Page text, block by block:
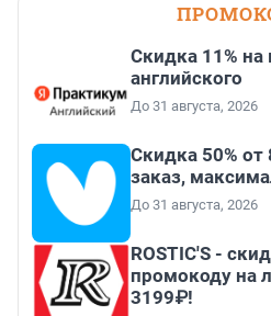
Скидка 11% на
английского
До 31 августа, 2026
Скидка 50%
заказ,
До 31 августа, 2026
ROSTIC'S -
промокоду на
3199₽!